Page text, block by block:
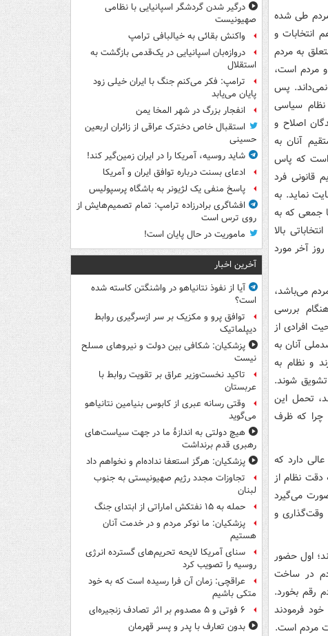
طی شده
انتخابات و
به مردم
مردم است،
پس
نظام سیاسی
اصلاح و
آنان به
است که پاس
قانونی فرد
نماید. به
جمعی که به
بالا
آخر مورد
می‌باشد،
بررسی
افرادی از
آنان به
و نظام به
شوند.
تحمل این
چرا که ظرف
دارد که
نظام از
می‌گیرد
وقت‌گذاری و
اول حضور
در ساخت
رقم بخورد.
فرمودند
مردم است.
درگیر شدن گردشگر اسپانیایی با نظامی
صهیونیست
واکنش بقائی به خیالبافی ترامپ
دروازه‌بان اسپانیایی در یک‌قدمی بازگشت به
استقلال
ترامپ: فکر می‌کنم جنگ با ایران خیلی زود
پایان می‌یابد
انفجار بزرگ در شهر المخا یمن
استقبال خاص دخترک عراقی از زائران اربعین
حسینی
شاید روسیه، آمریکا را در ایران زمین‌گیر کند!
ادعای بسنت درباره توافق ایران و آمریکا
پاسخ منفی یک لژیونر به باشگاه پرسپولیس
افشاگری برادرزاده ترامپ: تمام تصمیم‌هایش از
روی ترس است
ماموریت در حال پایان است!
آخرین اخبار
آیا از نفوذ نتانیاهو در واشنگتن کاسته شده
است؟
توافق پرو و مکزیک بر سر ازسرگیری روابط
دیپلماتیک
پزشکیان: شکافی بین دولت و نیروهای مسلح
نیست
تاکید نخست‌وزیر عراق بر تقویت روابط با
عربستان
وقتی رسانه عبری از کابوس بنیامین نتانیاهو
می‌گوید
هیچ دولتی به اندازۀ ما در جهت سیاست‌های
رهبری قدم برنداشت
پزشکیان: هرگز استعفا نداده‌ام و نخواهم داد
تجاوزات مجدد رژیم صهیونیستی به جنوب
لبنان
حمله به ۱۵ نفتکش‌ اماراتی از ابتدای جنگ
پزشکیان: ما نوکر مردم و در خدمت آنان
هستیم
سنای آمریکا لایحه تحریم‌های گسترده انرژی
روسیه را تصویب کرد
عراقچی: زمان آن فرا رسیده است که به خود
متکی باشیم
۶ فوتی و ۵ مصدوم بر اثر تصادف زنجیره‌ای
بدون تعارف با پدر و پسر قهرمان